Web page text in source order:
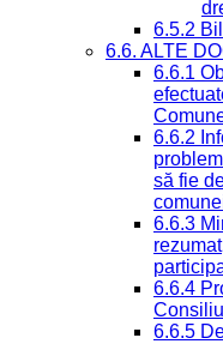
6.5.2
6.6. ALTE
6.6.1
6.6.2
să fie
6.6.3
6.6.4
6.6.5